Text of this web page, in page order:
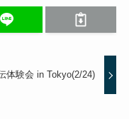
体験会 in Tokyo(2/24)